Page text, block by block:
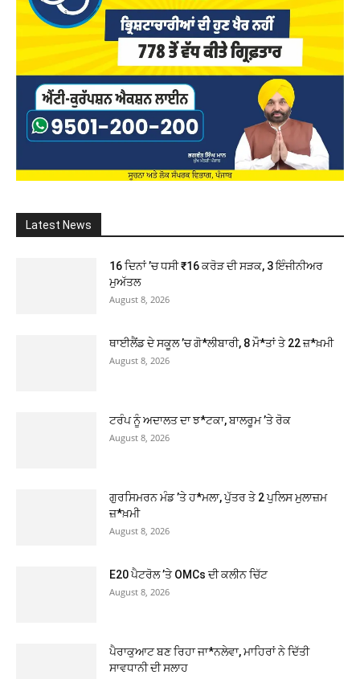
Latest News
16 ਦਿਨਾਂ ’ਚ ਧਸੀ ₹16 ਕਰੋੜ ਦੀ ਸੜਕ, 3 ਇੰਜੀਨੀਅਰ
ਮੁਅੱਤਲ
August 8, 2026
ਥਾਈਲੈਂਡ ਦੇ ਸਕੂਲ ’ਚ ਗੋ*ਲੀਬਾਰੀ, 8 ਮੌ*ਤਾਂ ਤੇ 22 ਜ਼*ਖ਼ਮੀ
August 8, 2026
ਟਰੰਪ ਨੂੰ ਅਦਾਲਤ ਦਾ ਝ*ਟਕਾ, ਬਾਲਰੂਮ ’ਤੇ ਰੋਕ
August 8, 2026
ਗੁਰਸਿਮਰਨ ਮੰਡ ’ਤੇ ਹ*ਮਲਾ, ਪੁੱਤਰ ਤੇ 2 ਪੁਲਿਸ ਮੁਲਾਜ਼ਮ
ਜ਼*ਖ਼ਮੀ
August 8, 2026
E20 ਪੈਟਰੋਲ ’ਤੇ OMCs ਦੀ ਕਲੀਨ ਚਿੱਟ
August 8, 2026
ਪੈਰਾਕੁਆਟ ਬਣ ਰਿਹਾ ਜਾ*ਨਲੇਵਾ, ਮਾਹਿਰਾਂ ਨੇ ਦਿੱਤੀ
ਸਾਵਧਾਨੀ ਦੀ ਸਲਾਹ